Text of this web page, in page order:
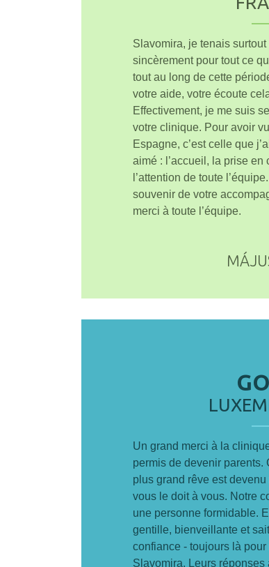
Slavomira, je tenais
sincèrement pour tout ce
tout au long de cette
votre aide, votre écoute
Effectivement, je me suis
votre clinique. Pour avoir
Espagne, c’est celle que
aimé : l’accueil, la prise
l’attention de toute
souvenir de votre
merci à toute l’équipe.
Un grand merci à la
permis de devenir parents.
plus grand rêve est
vous le doit à vous. Notre
une personne formidable.
gentille, bienveillante et
confiance - toujours là
Slavomira. Leurs